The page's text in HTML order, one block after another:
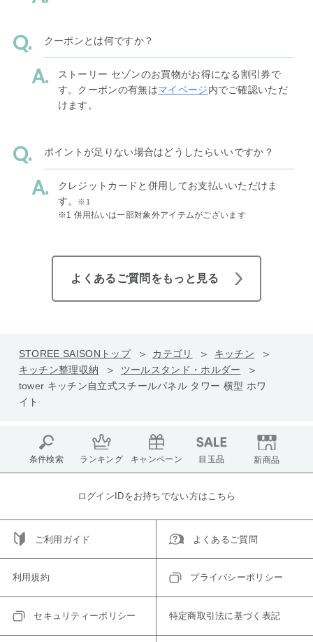
クーポンとは何ですか？
ストーリー セゾンのお買物がお得になる割引券で
す。クーポンの有無はマイページ内でご確認いただ
けます。
ポイントが足りない場合はどうしたらいいですか？
クレジットカードと併用してお支払いいただけま
す。
※1
※1 併用払いは一部対象外アイテムがございます
よくあるご質問をもっと見る
STOREE SAISONトップ カテゴリ
キッチン
キッチン整理収納
ツールスタンド・ホルダー
tower キッチン自立式スチールパネル タワー 横型 ホワ
イト
条件検索 ランキング キャンペーン 目玉品 新商品
ログインIDをお持ちでない方はこちら
ご利用ガイド よくあるご質問
利用規約 プライバシーポリシー
セキュリティーポリシー 特定商取引法に基づく表記